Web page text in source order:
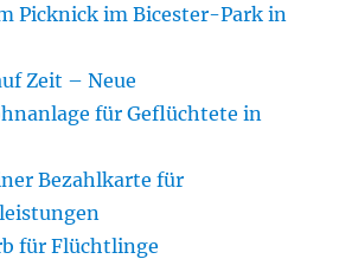
Picknick im Bicester-Park in
Zeit – Neue
für Geflüchtete in
Bezahlkarte für
für Flüchtlinge